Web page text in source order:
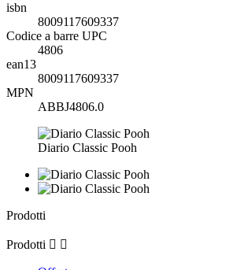
isbn
8009117609337
Codice a barre UPC
4806
ean13
8009117609337
MPN
ABBJ4806.0
Diario Classic Pooh
Prodotti
Prodotti  